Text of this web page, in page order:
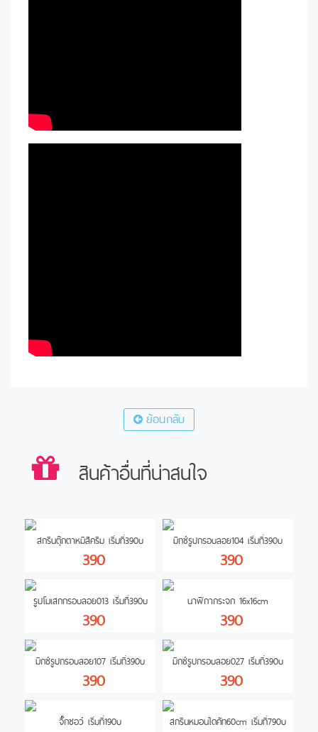
ย้อนกลับ
สินค้าอื่นที่น่าสนใจ
สกรีนตุ๊กตาหมีสีครีม เริ่มที่390บ
390
มิกซ์รูปกรอบลอย104 เริ่มที่390บ
390
รูปโมเสกกรอบลอย013 เริ่มที่390บ
390
นาฬิกากระจก 16x16cm
390
มิกซ์รูปกรอบลอย107 เริ่มที่390บ
390
มิกซ์รูปกรอบลอย027 เริ่มที่390บ
390
จิ๊กซอว์ เริ่มที่190บ สกรีนหมอนไดคัท60cm เริ่มที่790บ